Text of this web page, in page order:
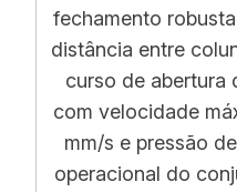
fechamento
distância entre
curso de abertura
com velocidade
mm/s e pressão
operacional do